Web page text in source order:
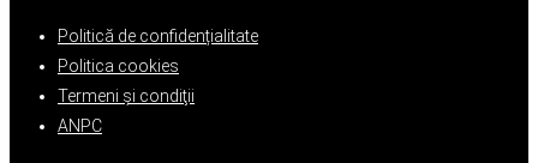
Politică de confidențialitate
Politica cookies
Termeni şi condiţii
ANPC